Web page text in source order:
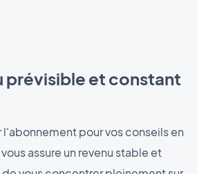
prévisible et constant
pour vos conseils en
assure un revenu stable et